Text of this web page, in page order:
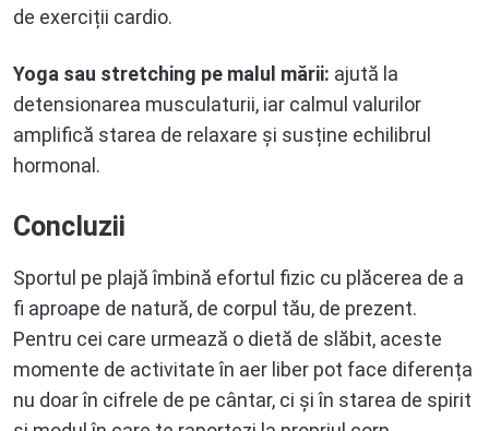
de exerciții cardio.
Yoga sau stretching pe malul mării: ajută la
detensionarea musculaturii, iar calmul valurilor
amplifică starea de relaxare și susține echilibrul
hormonal.
Concluzii
Sportul pe plajă îmbină efortul fizic cu plăcerea de a
fi aproape de natură, de corpul tău, de prezent.
Pentru cei care urmează o dietă de slăbit, aceste
momente de activitate în aer liber pot face diferența
nu doar în cifrele de pe cântar, ci și în starea de spirit